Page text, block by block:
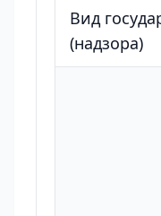
Вид
(надзора)